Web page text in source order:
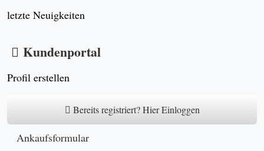
letzte Neuigkeiten
Kundenportal
Profil erstellen
Bereits registriert? Hier Einloggen
Ankaufsformular